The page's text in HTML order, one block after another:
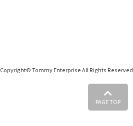
Copyright© Tommy Enterprise All Rights Reserved
PAGE TOP